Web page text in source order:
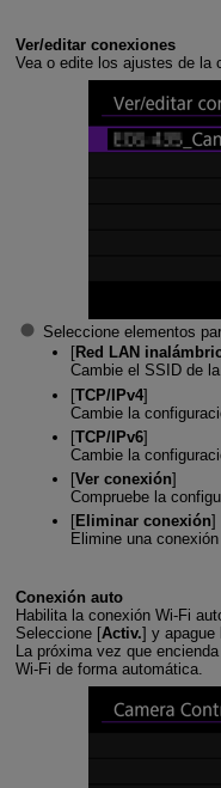
Ver/editar conexiones
Vea o edite los ajustes de la
Seleccione elementos
[Red LAN
Cambie el SSID de
[TCP/IPv4]
Cambie la
[TCP/IPv6]
Cambie la
[Ver conexión]
Compruebe la
[Eliminar conexión]
Elimine una conexión
Conexión auto
Habilita la conexión Wi-Fi
Seleccione [Activ.] y apague
La próxima vez que
Wi-Fi de forma automática.